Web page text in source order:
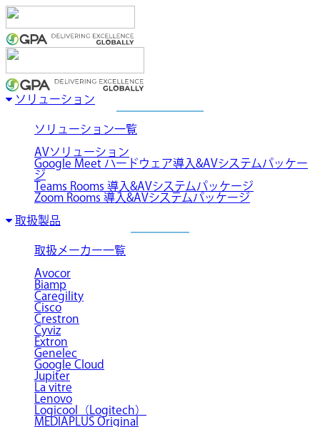
ソリューション
ソリューション一覧
AVソリューション
Google Meet ハードウェア導入&AVシステムパッケー
ジ
Teams Rooms 導入&AVシステムパッケージ
Zoom Rooms 導入&AVシステムパッケージ
取扱製品
取扱メーカー一覧
Avocor
Biamp
Caregility
Cisco
Crestron
Cyviz
Extron
Genelec
Google Cloud
Jupiter
La vitre
Lenovo
Logicool（Logitech）
MEDIAPLUS Original